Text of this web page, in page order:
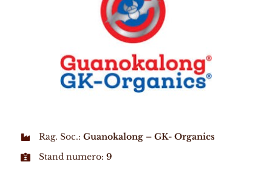
Rag. Soc.: Guanokalong – GK- Organics
Stand numero: 9